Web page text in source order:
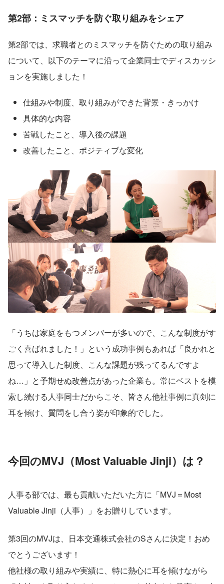
第2部：ミスマッチを防ぐ取り組みをシェア
第2部では、求職者とのミスマッチを防ぐための取り組み
について、以下のテーマに沿って企業同士でディスカッシ
ョンを実施しました！
仕組みや制度、取り組みができた背景・きっかけ
具体的な内容
苦戦したこと、導入後の課題
改善したこと、ポジティブな変化
「うちは家庭をもつメンバーが多いので、こんな制度がす
ごく喜ばれました！」という成功事例もあれば「良かれと
思って導入した制度、こんな課題が残ってるんですよ
ね…」と予期せぬ改善点があった企業も。常にベストを模
索し続ける人事同士だからこそ、皆さん他社事例に真剣に
耳を傾け、質問をし合う姿が印象的でした。
今回のMVJ（Most Valuable Jinji）は？
人事る部では、最も貢献いただいた方に「MVJ＝Most
Valuable Jinji（人事）」をお贈りしています。
第3回のMVJは、日本交通株式会社のSさんに決定！おめ
でとうございます！
他社様の取り組みや実績に、特に熱心に耳を傾けながら